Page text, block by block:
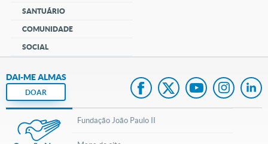
SANTUÁRIO
COMUNIDADE
SOCIAL
DAI-ME ALMAS
DOAR
Fundação João Paulo II